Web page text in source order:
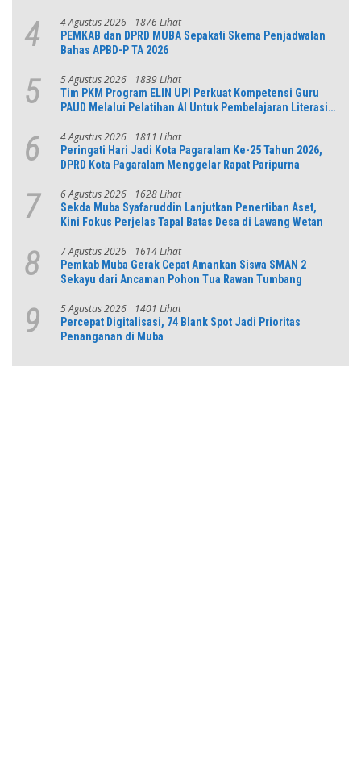
4 4 Agustus 2026 1876 Lihat
PEMKAB dan DPRD MUBA Sepakati Skema Penjadwalan
Bahas APBD-P TA 2026
5 5 Agustus 2026 1839 Lihat
Tim PKM Program ELIN UPI Perkuat Kompetensi Guru
PAUD Melalui Pelatihan AI Untuk Pembelajaran Literasi
6 4 Agustus 2026 1811 Lihat
Peringati Hari Jadi Kota Pagaralam Ke-25 Tahun 2026,
DPRD Kota Pagaralam Menggelar Rapat Paripurna
7 6 Agustus 2026 1628 Lihat
Sekda Muba Syafaruddin Lanjutkan Penertiban Aset,
Kini Fokus Perjelas Tapal Batas Desa di Lawang Wetan
8 7 Agustus 2026 1614 Lihat
Pemkab Muba Gerak Cepat Amankan Siswa SMAN 2
Sekayu dari Ancaman Pohon Tua Rawan Tumbang
9 5 Agustus 2026 1401 Lihat
Percepat Digitalisasi, 74 Blank Spot Jadi Prioritas
Penanganan di Muba